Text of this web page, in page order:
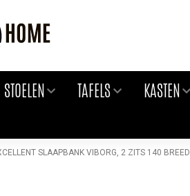
STOELEN TAFELS KASTEN
SLAAPBANK VIBORG, 2 ZITS 140 BREED